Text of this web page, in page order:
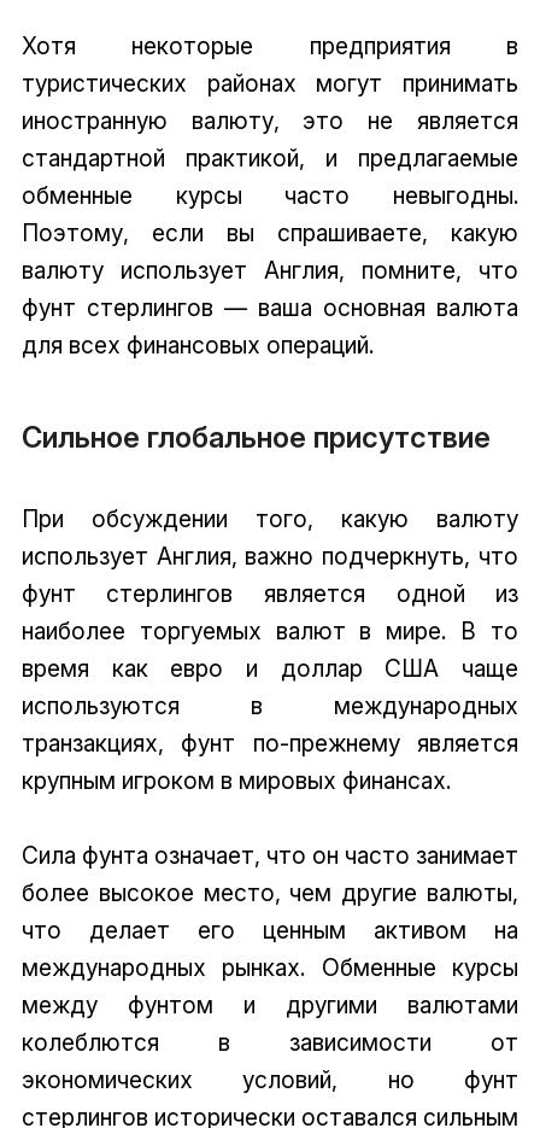
Хотя некоторые предприятия в
туристических районах могут принимать
иностранную валюту, это не является
стандартной практикой, и предлагаемые
обменные курсы часто невыгодны.
Поэтому, если вы спрашиваете, какую
валюту использует Англия, помните, что
фунт стерлингов — ваша основная валюта
для всех финансовых операций.
Сильное глобальное присутствие
При обсуждении того, какую валюту
использует Англия, важно подчеркнуть, что
фунт стерлингов является одной из
наиболее торгуемых валют в мире. В то
время как евро и доллар США чаще
используются в международных
транзакциях, фунт по-прежнему является
крупным игроком в мировых финансах.
Сила фунта означает, что он часто занимает
более высокое место, чем другие валюты,
что делает его ценным активом на
международных рынках. Обменные курсы
между фунтом и другими валютами
колеблются в зависимости от
экономических условий, но фунт
стерлингов исторически оставался сильным